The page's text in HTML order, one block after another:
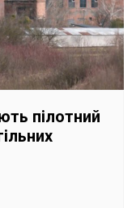
пілотний